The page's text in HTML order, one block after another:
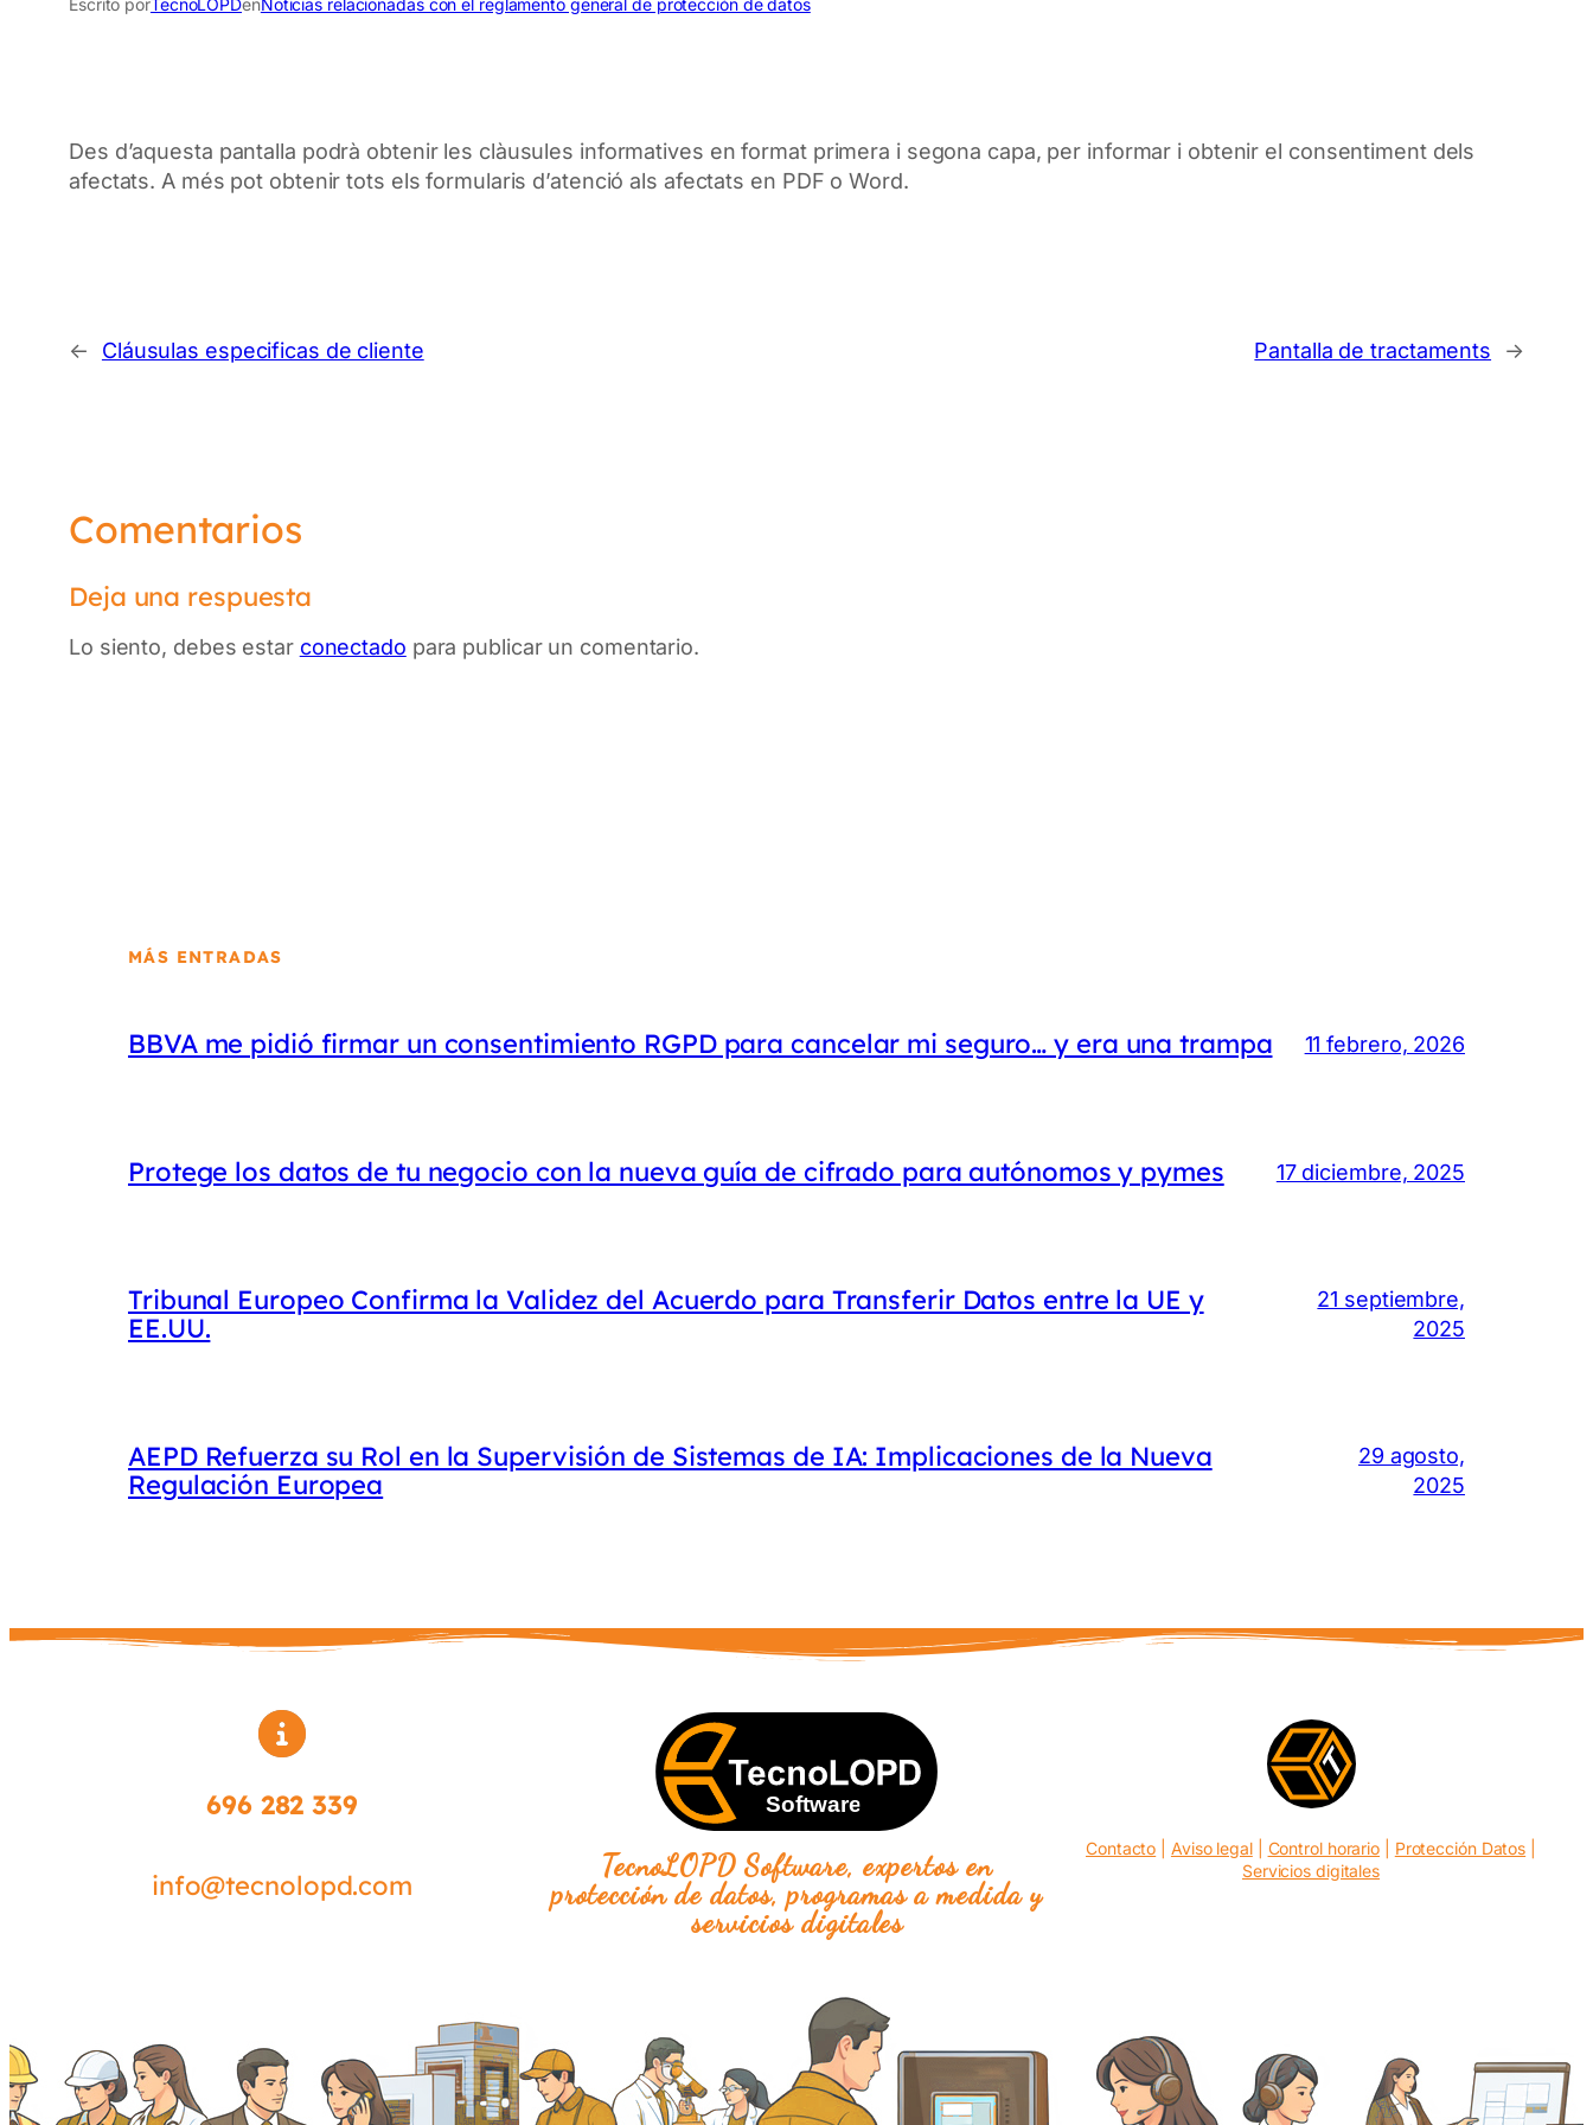
Escrito porTecnoLOPDenNoticias relacionadas con el reglamento general de protección de datos
Des d’aquesta pantalla podrà obtenir les clàusules informatives en format primera i segona capa, per informar i obtenir el consentiment dels
afectats. A més pot obtenir tots els formularis d’atenció als afectats en PDF o Word.
← Cláusulas especificas de cliente Pantalla de tractaments →
Comentarios
Deja una respuesta
Lo siento, debes estar conectado para publicar un comentario.
MÁS ENTRADAS
BBVA me pidió firmar un consentimiento RGPD para cancelar mi seguro… y era una trampa 11 febrero, 2026
Protege los datos de tu negocio con la nueva guía de cifrado para autónomos y pymes 17 diciembre, 2025
Tribunal Europeo Confirma la Validez del Acuerdo para Transferir Datos entre la UE y
EE.UU.
21 septiembre,
2025
AEPD Refuerza su Rol en la Supervisión de Sistemas de IA: Implicaciones de la Nueva
Regulación Europea
29 agosto,
2025
696 282 339
info@tecnolopd.com
TecnoLOPD Software, expertos en
protección de datos, programas a medida y
servicios digitales
Contacto Aviso legal| Control horario Protección Datos
Servicios digitales